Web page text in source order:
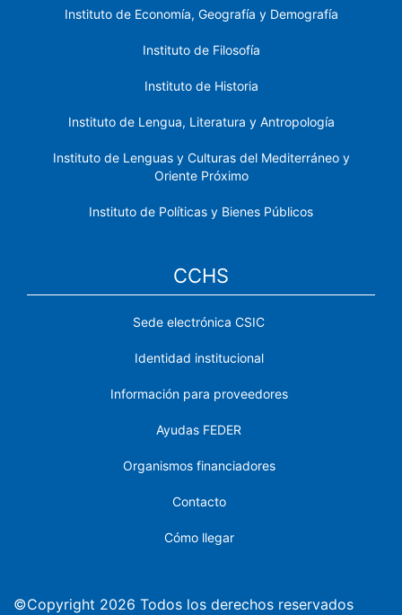
Instituto de Economía, Geografía y Demografía
Instituto de Filosofía
Instituto de Historia
Instituto de Lengua, Literatura y Antropología
Instituto de Lenguas y Culturas del Mediterráneo y
Oriente Próximo
Instituto de Políticas y Bienes Públicos
CCHS
Sede electrónica CSIC
Identidad institucional
Información para proveedores
Ayudas FEDER
Organismos financiadores
Contacto
Cómo llegar
©Copyright 2026 Todos los derechos reservados